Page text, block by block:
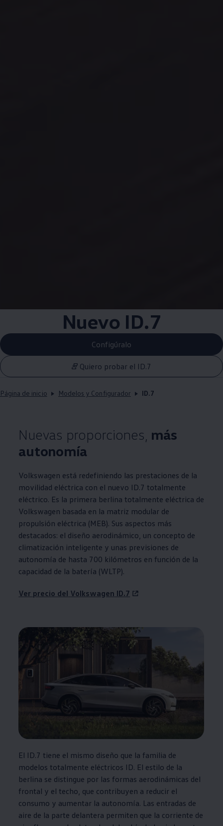
Nuevo ID.7
Configúralo
Quiero probar el ID.7
Página de inicio Modelos y Configurador ID.7
Nuevas proporciones, más
autonomía
Volkswagen está redefiniendo las prestaciones de la
movilidad eléctrica con el nuevo ID.7 totalmente
eléctrico. Es la primera berlina totalmente eléctrica de
Volkswagen basada en la matriz modular de
propulsión eléctrica (MEB). Sus aspectos más
destacados: el diseño aerodinámico, un concepto de
climatización inteligente y unas previsiones de
autonomía de hasta 700 kilómetros en función de la
capacidad de la batería (WLTP).
Ver precio del Volkswagen ID.7
El ID.7 tiene el mismo diseño que la familia de
modelos totalmente eléctricos ID. El estilo de la
berlina se distingue por las formas aerodinámicas del
frontal y el techo, que contribuyen a reducir el
consumo y aumentar la autonomía. Las entradas de
aire de la parte delantera permiten que la corriente de